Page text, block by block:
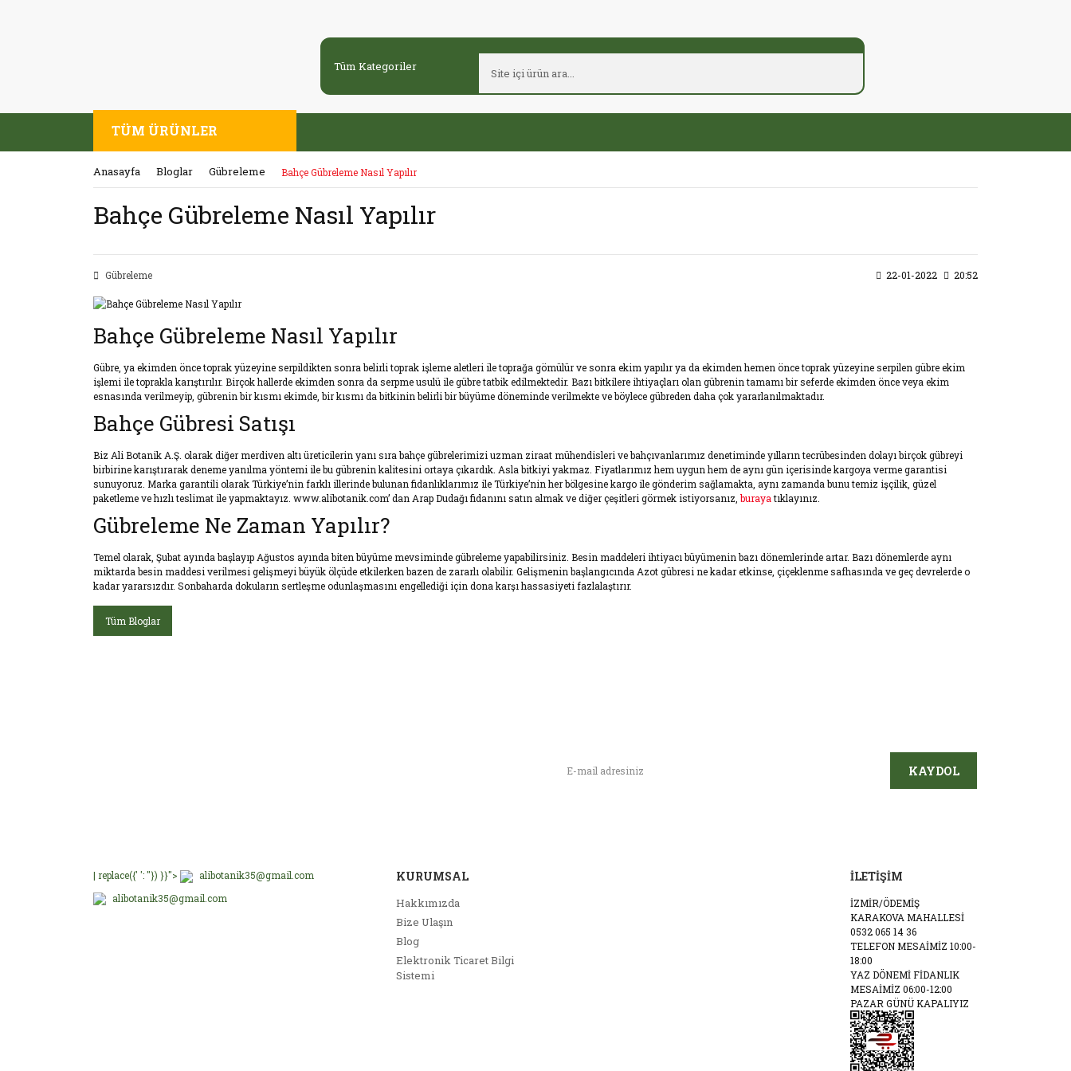
TÜM ÜRÜNLER
Anasayfa Bloglar Gübreleme Bahçe Gübreleme Nasıl Yapılır
Bahçe Gübreleme Nasıl Yapılır
Gübreleme 22-01-2022 20:52
Bahçe Gübreleme Nasıl Yapılır
Gübre, ya ekimden önce toprak yüzeyine serpildikten sonra belirli toprak işleme aletleri ile toprağa gömülür ve sonra ekim yapılır ya da ekimden hemen önce toprak yüzeyine serpilen gübre ekim
işlemi ile toprakla karıştırılır. Birçok hallerde ekimden sonra da serpme usulü ile gübre tatbik edilmektedir. Bazı bitkilere ihtiyaçları olan gübrenin tamamı bir seferde ekimden önce veya ekim
esnasında verilmeyip, gübrenin bir kısmı ekimde, bir kısmı da bitkinin belirli bir büyüme döneminde verilmekte ve böylece gübreden daha çok yararlanılmaktadır.
Bahçe Gübresi Satışı
Biz Ali Botanik A.Ş. olarak diğer merdiven altı üreticilerin yanı sıra bahçe gübrelerimizi uzman ziraat mühendisleri ve bahçıvanlarımız denetiminde yılların tecrübesinden dolayı birçok gübreyi
birbirine karıştırarak deneme yanılma yöntemi ile bu gübrenin kalitesini ortaya çıkardık. Asla bitkiyi yakmaz. Fiyatlarımız hem uygun hem de aynı gün içerisinde kargoya verme garantisi
sunuyoruz. Marka garantili olarak Türkiye’nin farklı illerinde bulunan fidanlıklarımız ile Türkiye’nin her bölgesine kargo ile gönderim sağlamakta, aynı zamanda bunu temiz işçilik, güzel
paketleme ve hızlı teslimat ile yapmaktayız. www.alibotanik.com’ dan Arap Dudağı fidanını satın almak ve diğer çeşitleri görmek istiyorsanız,burayatıklayınız.
Gübreleme Ne Zaman Yapılır?
Temel olarak, Şubat ayında başlayıp Ağustos ayında biten büyüme mevsiminde gübreleme yapabilirsiniz. Besin maddeleri ihtiyacı büyümenin bazı dönemlerinde artar. Bazı dönemlerde aynı
miktarda besin maddesi verilmesi gelişmeyi büyük ölçüde etkilerken bazen de zararlı olabilir. Gelişmenin başlangıcında Azot gübresi ne kadar etkinse, çiçeklenme safhasında ve geç devrelerde o
kadar yararsızdır. Sonbaharda dokuların sertleşme odunlaşmasını engellediği için dona karşı hassasiyeti fazlalaştırır.
Tüm Bloglar
KAYDOL
| replace({' ': ''}) }}">
alibotanik35@gmail.com
alibotanik35@gmail.com
KURUMSAL
Hakkımızda
Bize Ulaşın
Blog
Elektronik Ticaret Bilgi
Sistemi
İLETİŞİM
İZMİR/ÖDEMİŞ
KARAKOVA MAHALLESİ
0532 065 14 36
TELEFON MESAİMİZ 10:00-
18:00
YAZ DÖNEMİ FİDANLIK
MESAİMİZ 06:00-12:00
PAZAR GÜNÜ KAPALIYIZ